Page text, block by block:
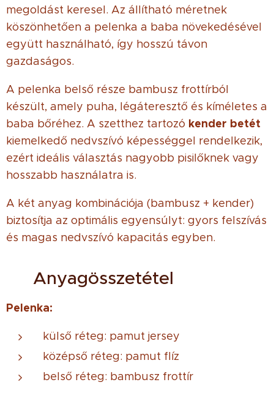
megoldást keresel. Az állítható méretnek
köszönhetően a pelenka a baba növekedésével
együtt használható, így hosszú távon
gazdaságos.
A pelenka belső része bambusz frottírból
készült, amely puha, légáteresztő és kíméletes a
baba bőréhez. A szetthez tartozó kender betét
kiemelkedő nedvszívó képességgel rendelkezik,
ezért ideális választás nagyobb pisilőknek vagy
hosszabb használatra is.
A két anyag kombinációja (bambusz + kender)
biztosítja az optimális egyensúlyt: gyors felszívás
és magas nedvszívó kapacitás egyben.
🌿 Anyagösszetétel
Pelenka:
külső réteg: pamut jersey
középső réteg: pamut flíz
belső réteg: bambusz frottír